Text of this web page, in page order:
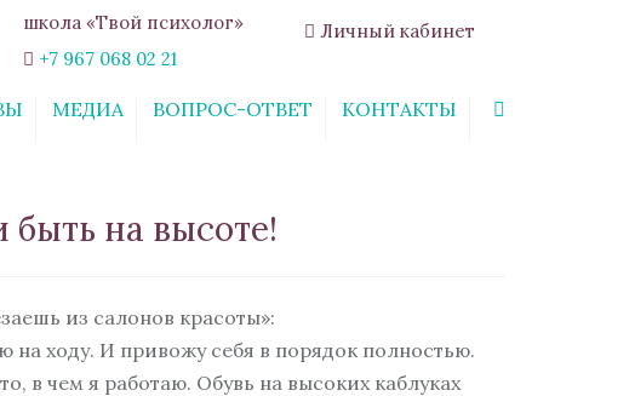
школа «Твой психолог»
+7 967 068 02 21
Личный кабинет
МЕДИА ВОПРОС-ОТВЕТ КОНТАКТЫ
быть на высоте!
из салонов красоты»:
на ходу. И привожу себя в порядок полностью.
в чем я работаю. Обувь на высоких каблуках